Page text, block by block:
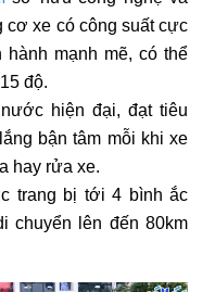
cơ xe có công suất cực
mạnh mẽ, có thể
độ.
hiện đại, đạt tiêu
bận tâm mỗi khi xe
hay rửa xe.
trang bị tới 4 bình ắc
chuyển lên đến 80km